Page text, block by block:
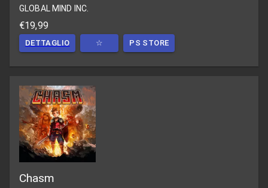
GLOBAL MIND INC.
€19,99
DETTAGLIO ☆ PS STORE
Chasm